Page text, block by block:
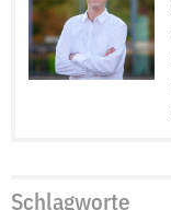
Schlagworte